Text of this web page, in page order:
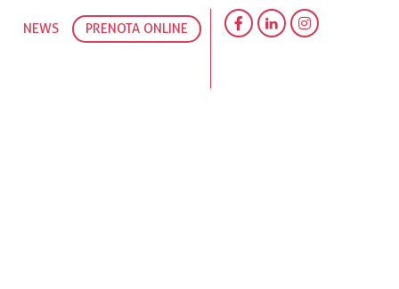
NEWS PRENOTA ONLINE